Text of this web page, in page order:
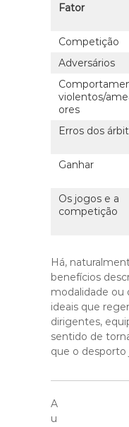
Fator
Competição
Adversários
violentos/
ores
Erros dos
Ganhar
Os jogos e a
competição
Há,
benefícios
modalidade ou
ideais que
dirigentes,
sentido de
que o desporto
A
u